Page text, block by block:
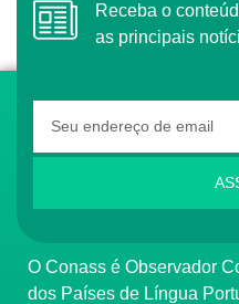
Receba o conteúdo semanal do Conass com
as principais
O Conass é Observador Consultivo da Comunidade
dos Países de Língua